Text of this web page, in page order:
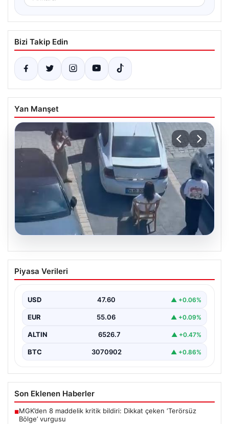
Bizi Takip Edin
Yan Manşet
05.08.2026
Yalova’da Şaşırtan Engelleme: Kafe
Önüne Park Etmek İsteyen Sürücüye
Yalova'da yaşanan sıra dışı bir olay, gündeme damgasını
Piyasa Verileri
USD 47.60 ▲ +0.06%
EUR 55.06 ▲ +0.09%
ALTIN 6526.7 ▲ +0.47%
BTC 3070902 ▲ +0.86%
Son Eklenen Haberler
■MGK’den 8 maddelik kritik bildiri: Dikkat çeken ‘Terörsüz
Bölge’ vurgusu